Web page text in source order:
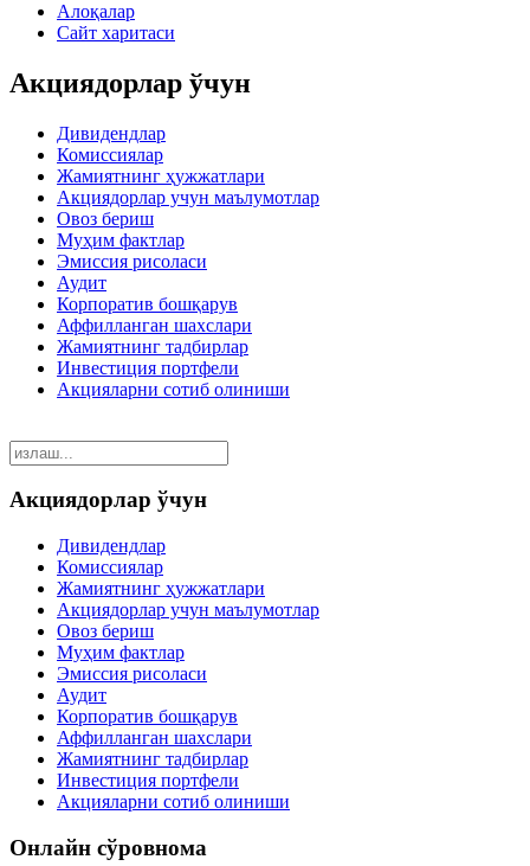
Алоқалар
Сайт харитаси
Акциядорлар ўчун
Дивидендлар
Комиссиялар
Жамиятнинг ҳужжатлари
Акциядорлар учун маълумотлар
Овоз бериш
Муҳим фактлар
Эмиссия рисоласи
Аудит
Корпоратив бошқарув
Аффилланган шахслари
Жамиятнинг тадбирлар
Инвестиция портфели
Акцияларни сотиб олиниши
Акциядорлар ўчун
Дивидендлар
Комиссиялар
Жамиятнинг ҳужжатлари
Акциядорлар учун маълумотлар
Овоз бериш
Муҳим фактлар
Эмиссия рисоласи
Аудит
Корпоратив бошқарув
Аффилланган шахслари
Жамиятнинг тадбирлар
Инвестиция портфели
Акцияларни сотиб олиниши
Онлайн сўровнома